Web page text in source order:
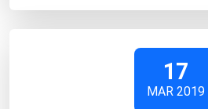
17
MAR 2019